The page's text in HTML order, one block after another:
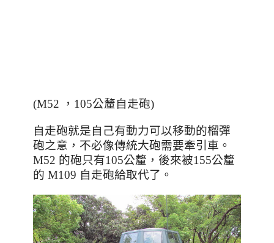
(M52 ，105公釐自走砲)
自走砲就是自己有動力可以移動的榴彈
砲之意，不必像傳統大砲需要牽引車。
M52 的砲只有105公釐，後來被155公釐
的 M109 自走砲給取代了。